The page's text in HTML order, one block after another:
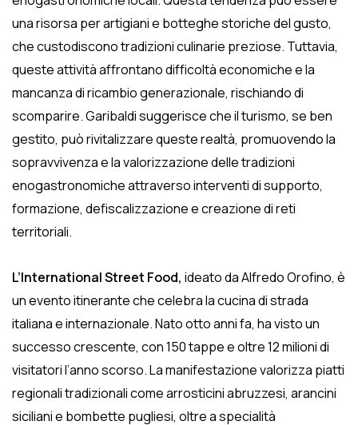
una risorsa per artigiani e botteghe storiche del gusto,
che custodiscono tradizioni culinarie preziose. Tuttavia,
queste attività affrontano difficoltà economiche e la
mancanza di ricambio generazionale, rischiando di
scomparire. Garibaldi suggerisce che il turismo, se ben
gestito, può rivitalizzare queste realtà, promuovendo la
sopravvivenza e la valorizzazione delle tradizioni
enogastronomiche attraverso interventi di supporto,
formazione, defiscalizzazione e creazione di reti
territoriali.
L’International Street Food, ideato da Alfredo Orofino, è
un evento itinerante che celebra la cucina di strada
italiana e internazionale. Nato otto anni fa, ha visto un
successo crescente, con 150 tappe e oltre 12 milioni di
visitatori l’anno scorso. La manifestazione valorizza piatti
regionali tradizionali come arrosticini abruzzesi, arancini
siciliani e bombette pugliesi, oltre a specialità